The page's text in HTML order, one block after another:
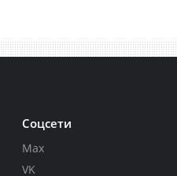
Соцсети
Max
VK